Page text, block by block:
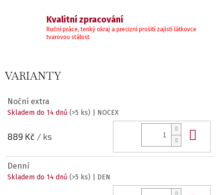
Kvalitní zpracování
Ruční práce, tenký okraj a precizní prošití zajistí látkovce
tvarovou stálost
VARIANTY
Noční extra
Skladem do 14 dnů (>5 ks) | NOCEX
889 Kč / ks
Denní
Skladem do 14 dnů (>5 ks) | DEN